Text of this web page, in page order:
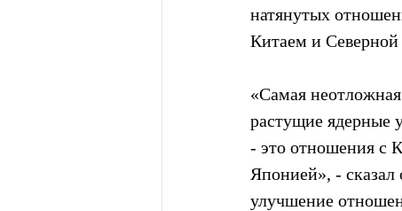
натянутых
Китаем и Северной
«Самая
растущие ядерные
- это отношения с
Японией», -
улучшение